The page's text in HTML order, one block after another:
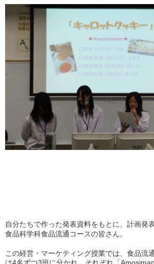
自分たちで作った発表資料をもとに、計画発
食品科学科食品流通コースの皆さん。
この経営・マーケティング授業では、食品流
は4名ずつ3班に分かれ、それぞれ「